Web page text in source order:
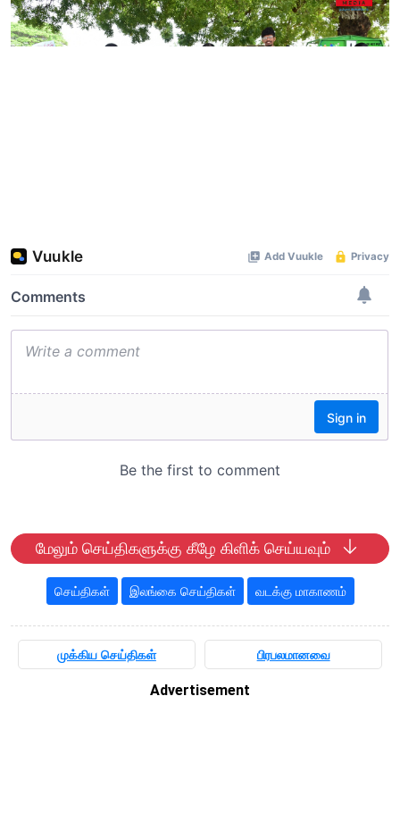
மேலும் செய்திகளுக்கு கீழே கிளிக் செய்யவும்
செய்திகள் இலங்கை செய்திகள் வடக்கு மாகாணம்
முக்கிய செய்திகள் பிரபலமானவை
Advertisement